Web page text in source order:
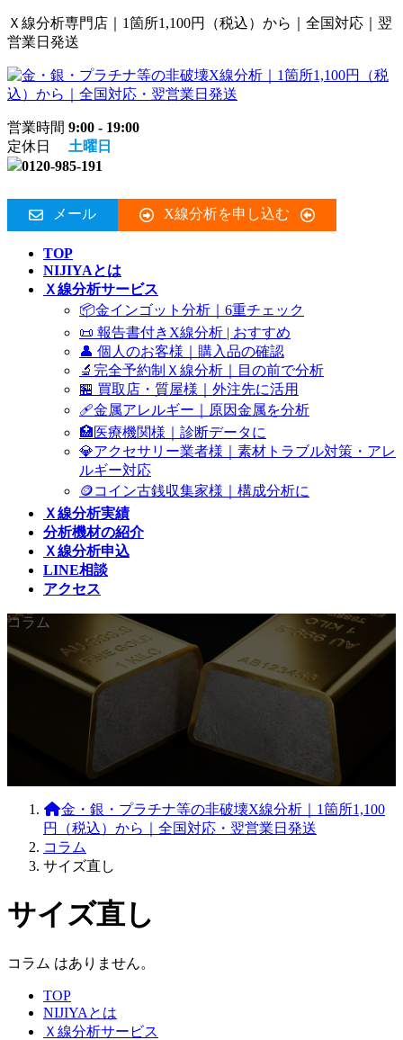
コ
ン
ン
ツ
ス
キ
ッ
ナ
ビ
ー
シ
ン
に
移
Ｘ線分析専門店｜1箇所1,100円（税込）から｜全国対応｜翌
営業日発送
営業時間 9:00 - 19:00
定休日 土曜日
0120-985-191
メール X線分析を申し込む
TOP
NIJIYAとは
Ｘ線分析サービス
📦金インゴット分析｜6重チェック
📜 報告書付きX線分析 | おすすめ
👤 個人のお客様｜購入品の確認
🔬完全予約制Ｘ線分析｜目の前で分析
🏪 買取店・質屋様｜外注先に活用
🩹金属アレルギー｜原因金属を分析
🏥医療機関様｜診断データに
💎アクセサリー業者様｜素材トラブル対策・アレ
ルギー対応
🪙コイン古銭収集家様｜構成分析に
Ｘ線分析実績
分析機材の紹介
Ｘ線分析申込
LINE相談
アクセス
コラム
金・銀・プラチナ等の非破壊X線分析｜1箇所1,100
円（税込）から｜全国対応・翌営業日発送
コラム
サイズ直し
サイズ直し
コラム はありません。
TOP
NIJIYAとは
Ｘ線分析サービス